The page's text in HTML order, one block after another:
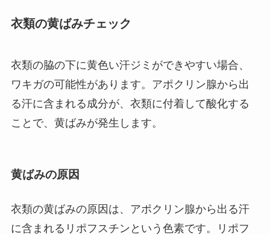
衣類の黄ばみチェック
衣類の脇の下に黄色い汗ジミができやすい場合、
ワキガの可能性があります。アポクリン腺から出
る汗に含まれる成分が、衣類に付着して酸化する
ことで、黄ばみが発生します。
黄ばみの原因
衣類の黄ばみの原因は、アポクリン腺から出る汗
に含まれるリポフスチンという色素です。リポフ